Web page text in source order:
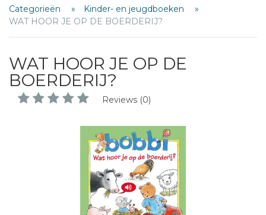
Categorieën
Kinder- en jeugdboeken
WAT HOOR JE OP DE BOERDERIJ?
WAT HOOR JE OP DE
BOERDERIJ?
Reviews (0)
Schrijf hieronder je review!